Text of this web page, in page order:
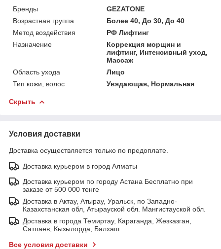
Бренды
GEZATONE
Возрастная группа
Более 40, До 30, До 40
Метод воздействия
РФ Лифтинг
Назначение
Коррекция морщин и
лифтинг, Интенсивный уход,
Массаж
Область ухода
Лицо
Тип кожи, волос
Увядающая, Нормальная
Скрыть
Условия доставки
Доставка осуществляется только по предоплате.
Доставка курьером в город Алматы
Доставка курьером по городу Астана Бесплатно при
заказе от 500 000 тенге
Доставка в Актау, Атырау, Уральск, по Западно-
Казахстанская обл, Атырауской обл. Мангистауской обл.
Доставка в города Темиртау, Караганда, Жезказган,
Сатпаев, Кызылорда, Балхаш
Все условия доставки